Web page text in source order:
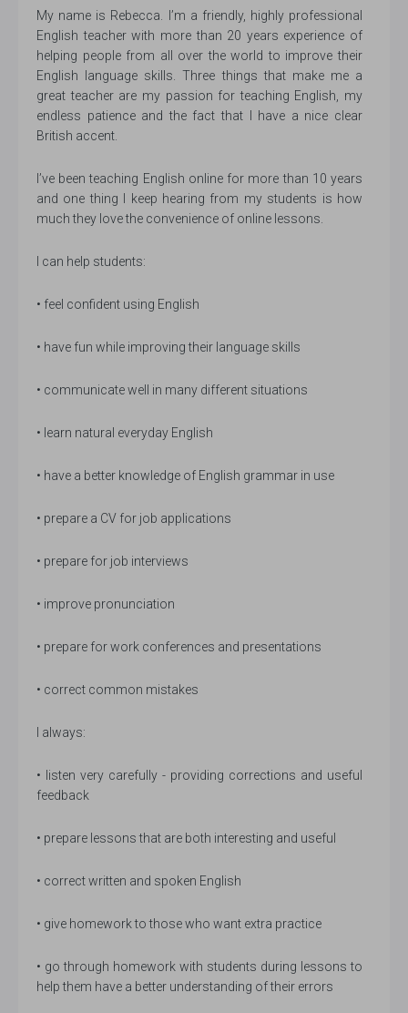
My name is Rebecca. I’m a friendly, highly professional
English teacher with more than 20 years experience of
helping people from all over the world to improve their
English language skills. Three things that make me a
great teacher are my passion for teaching English, my
endless patience and the fact that I have a nice clear
British accent.
I’ve been teaching English online for more than 10 years
and one thing I keep hearing from my students is how
much they love the convenience of online lessons.
I can help students:
• feel confident using English
• have fun while improving their language skills
• communicate well in many different situations
• learn natural everyday English
• have a better knowledge of English grammar in use
• prepare a CV for job applications
• prepare for job interviews
• improve pronunciation
• prepare for work conferences and presentations
• correct common mistakes
I always:
• listen very carefully - providing corrections and useful
feedback
• prepare lessons that are both interesting and useful
• correct written and spoken English
• give homework to those who want extra practice
• go through homework with students during lessons to
help them have a better understanding of their errors